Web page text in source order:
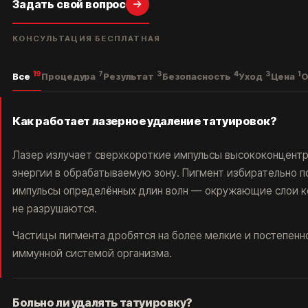
Задать свой вопрос
КОНСУЛЬТАЦИЯ БЕСПЛАТНАЯ
Все 19Процедура 7Результат 3Безопасность 4Уход 3Цена 1
Как работает лазерное удаление татуировок?
Лазер излучает сверхкороткие импульсы
энергии в обрабатываемую зону. Пигмент избирательно
импульсы определённых длин волн — окружающие слои
не разрушаются.
Частицы пигмента дробятся на более мелкие и
иммунной системой организма.
Больно ли удалять татуировку?
удаления тату ET.LASER
ПОСМОТРИТЕ КАК
ЛЮДИ УДАЛЯЮТ
НАШЕЙ КЛИНИКЕ